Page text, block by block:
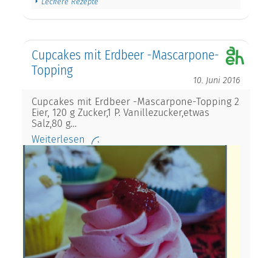
Cupcakes mit Erdbeer -Mascarpone-
Topping
10. Juni 2016
Cupcakes mit Erdbeer -Mascarpone-Topping 2
Eier, 120 g Zucker,1 P. Vanillezucker,etwas
Salz,80 g…
Weiterlesen